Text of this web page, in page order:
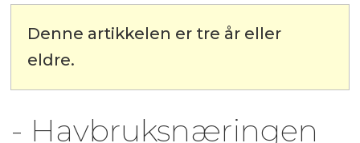
Denne artikkelen er tre år eller
eldre.
- Havbruksnæringen